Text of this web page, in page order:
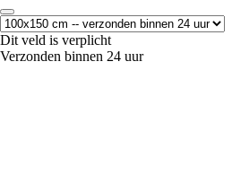
Dit veld is verplicht
Verzonden binnen 24 uur